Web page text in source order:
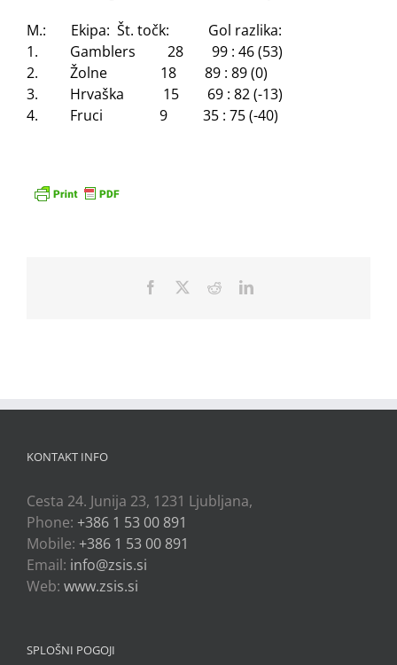
M.:
Ekipa: Št. točk:
Gol razlika:
1.
Gamblers 28
99 : 46 (53)
2.
Žolne 18
89 : 89 (0)
3.
Hrvaška 15
69 : 82 (-13)
4.
Fruci 9 35 : 75 (-40)
Facebook RedditLinkedIn
KONTAKT INFO
Cesta 24. Junija 23, 1231 Ljubljana,
Phone: +386 1 53 00 891
Mobile: +386 1 53 00 891
Email: info@zsis.si
Web: www.zsis.si
SPLOŠNI POGOJI